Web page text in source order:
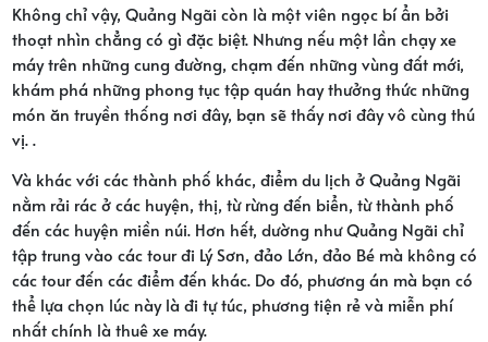
Không chỉ vậy, Quảng Ngãi còn là một viên ngọc bí ẩn bởi
thoạt nhìn chẳng có gì đặc biệt. Nhưng nếu một lần chạy xe
máy trên những cung đường, chạm đến những vùng đất mới,
khám phá những phong tục tập quán hay thưởng thức những
món ăn truyền thống nơi đây, bạn sẽ thấy nơi đây vô cùng thú
vị. .
Và khác với các thành phố khác, điểm du lịch ở Quảng Ngãi
nằm rải rác ở các huyện, thị, từ rừng đến biển, từ thành phố
đến các huyện miền núi. Hơn hết, dường như Quảng Ngãi chỉ
tập trung vào các tour đi Lý Sơn, đảo Lớn, đảo Bé mà không có
các tour đến các điểm đến khác. Do đó, phương án mà bạn có
thể lựa chọn lúc này là đi tự túc, phương tiện rẻ và miễn phí
nhất chính là thuê xe máy.